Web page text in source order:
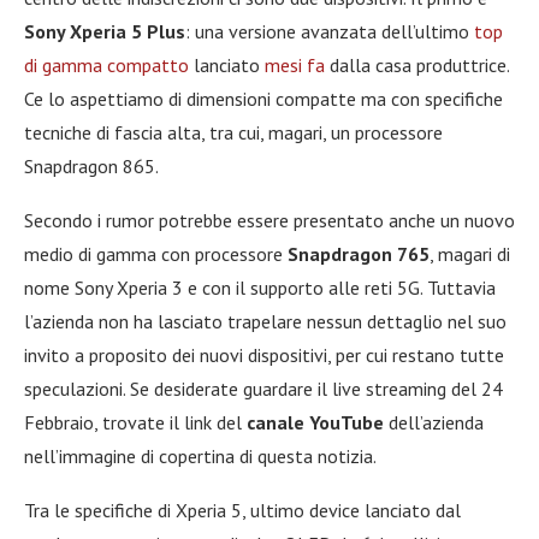
Sony Xperia 5 Plus: una versione avanzata dell’ultimo top
di gamma compatto lanciato mesi fa dalla casa produttrice.
Ce lo aspettiamo di dimensioni compatte ma con specifiche
tecniche di fascia alta, tra cui, magari, un processore
Snapdragon 865.
Secondo i rumor potrebbe essere presentato anche un nuovo
medio di gamma con processore Snapdragon 765, magari di
nome Sony Xperia 3 e con il supporto alle reti 5G. Tuttavia
l’azienda non ha lasciato trapelare nessun dettaglio nel suo
invito a proposito dei nuovi dispositivi, per cui restano tutte
speculazioni. Se desiderate guardare il live streaming del 24
Febbraio, trovate il link del canale YouTube dell’azienda
nell’immagine di copertina di questa notizia.
Tra le specifiche di Xperia 5, ultimo device lanciato dal